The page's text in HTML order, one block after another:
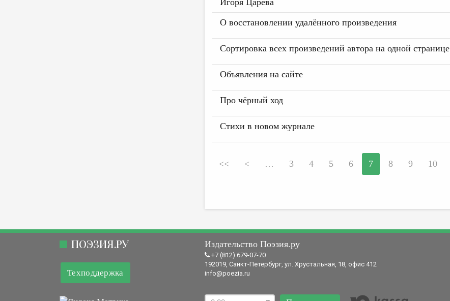
Игоря Царёва
О восстановлении удалённого произведения
Сортировка всех произведений автора на одной странице
Объявления на сайте
Про чёрный ход
Стихи в новом журнале
<< < … 3 4 5 6 7 8 9 10
ПОЭЗИЯ.РУ
Техподдержка
Издательство Поэзия.ру
+7 (812) 679-07-70
192019, Санкт-Петербург, ул. Хрустальная, 18, офис 412
info@poezia.ru